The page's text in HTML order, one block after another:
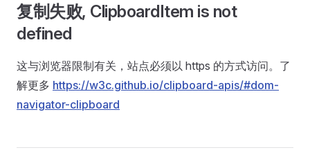
复制失败, ClipboardItem is not
defined
这与浏览器限制有关，站点必须以 https 的方式访问。了
解更多 https://w3c.github.io/clipboard-apis/#dom-
navigator-clipboard